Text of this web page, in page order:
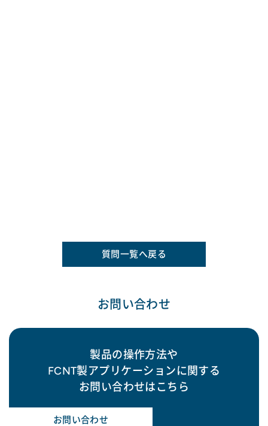
質問一覧へ戻る
お問い合わせ
製品の操作方法や
FCNT製アプリケーションに関する
お問い合わせはこちら
お問い合わせ